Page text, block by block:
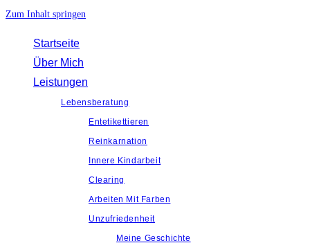
Zum Inhalt springen
Startseite
Über Mich
Leistungen
Lebensberatung
Entetikettieren
Reinkarnation
Innere Kindarbeit
Clearing
Arbeiten Mit Farben
Unzufriedenheit
Meine Geschichte